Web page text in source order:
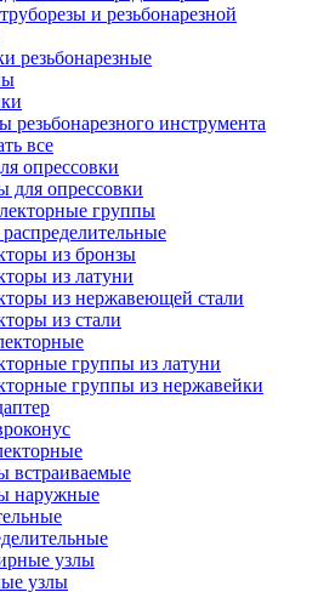
и резьбонарезной
резьбонарезные
резьбонарезного инструмента
все
опрессовки
для опрессовки
группы
из бронзы
из латуни
из нержавеющей стали
из стали
группы из латуни
группы из нержавейки
встраиваемые
наружные
узлы
узлы